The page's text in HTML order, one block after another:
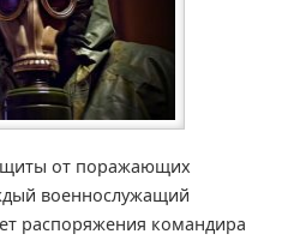
от поражающих
военнослужащий
распоряжения командира